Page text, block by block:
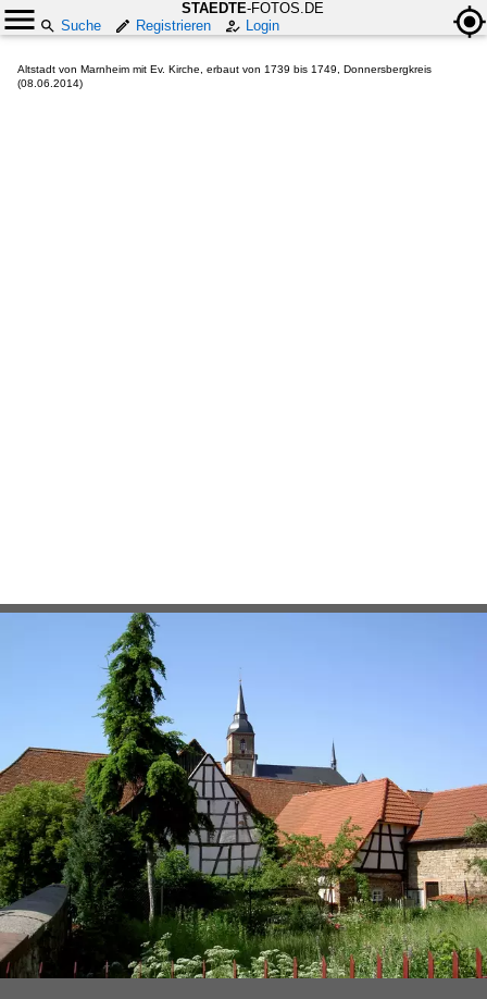
STAEDTE-FOTOS.DE
Suche
Registrieren Login
Altstadt von Marnheim mit Ev. Kirche, erbaut von 1739 bis 1749, Donnersbergkreis
(08.06.2014)